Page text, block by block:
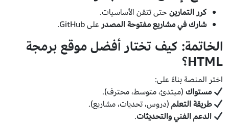
كرر التمارينحتى تتقن الأساسيات.
شارك في مشاريع مفتوحة المصدرعلى GitHub.
الخاتمة: كيف تختار أفضل موقع برمجة
HTML؟
اختر المنصة بناءً على:
مستواك (مبتدئ، متوسط، محترف).
طريقة التعلم (دروس، تحديات، مشاريع).
الدعم الفني والتحديثات.